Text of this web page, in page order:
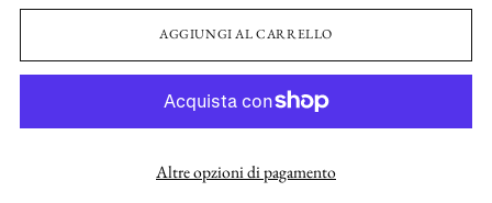
AGGIUNGI AL CARRELLO
Altre opzioni di pagamento